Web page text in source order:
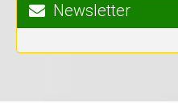
Newsletter